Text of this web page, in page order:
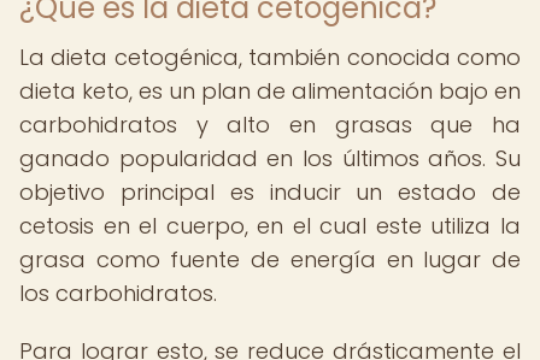
La dieta cetogénica, también conocida como
dieta keto, es un plan de alimentación bajo en
carbohidratos y alto en grasas que ha
ganado popularidad en los últimos años. Su
objetivo principal es inducir un estado de
cetosis en el cuerpo, en el cual este utiliza la
grasa como fuente de energía en lugar de
los carbohidratos.
Para lograr esto, se reduce drásticamente el